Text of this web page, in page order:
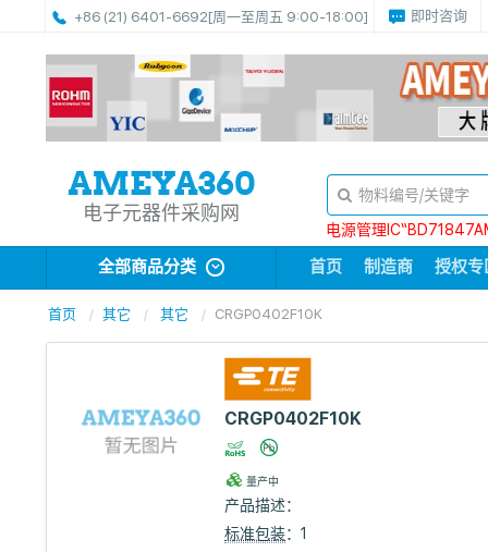
+86 (21) 6401-6692[周一至周五 9:00-18:00] 即时咨询
电子元器件采购网
电源管理
全部商品分类 首页 制造商 授权专
首页 其它 其它 CRGP0402F10K
CRGP0402F10K
量产中
产品描述：
标准包装：1